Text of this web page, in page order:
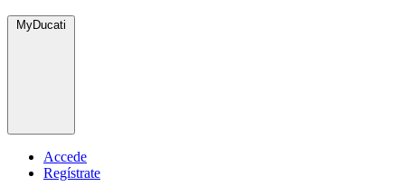
MyDucati
Accede
Regístrate